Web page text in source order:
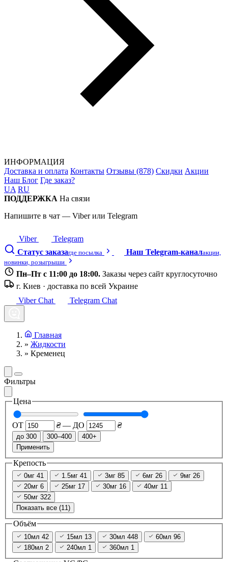
ИНФОРМАЦИЯ
Доставка и оплата Контакты Отзывы (878) Скидки Акции
Наш Блог Где заказ?
UA RU
ПОДДЕРЖКА На связи
Напишите в чат — Viber или Telegram
Viber
Telegram
Статус заказагде посылка Наш Telegram-каналакции,
новинки, розыгрыши
Пн–Пт с 11:00 до 18:00. Заказы через сайт круглосуточно
г. Киев · доставка по всей Украине
Viber Chat
Telegram Chat
Главная
» Жидкости
» Кременец
Фильтры
Цена
ОТ ₴ — ДО ₴
до 300 300–400
400+
Применить
Крепость
0мг 41 1.5мг 41 3мг 85 6мг 26 9мг 26
20мг 6 25мг 17 30мг 16 40мг 11
50мг 322
Показать все (11)
Объём
10мл 42 15мл 13 30мл 448 60мл 96
180мл 2 240мл 1 360мл 1